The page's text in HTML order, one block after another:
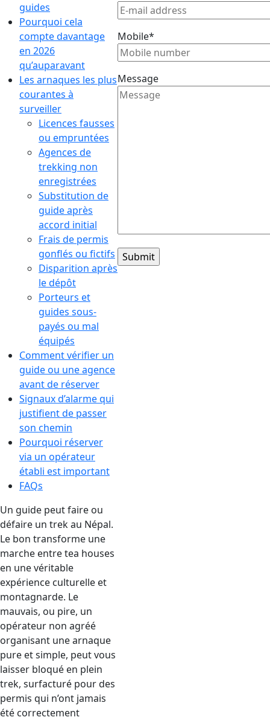
guides
Pourquoi cela
compte davantage
en 2026
qu’auparavant
Les arnaques les plus
courantes à
surveiller
Licences fausses
ou empruntées
Agences de
trekking non
enregistrées
Substitution de
guide après
accord initial
Frais de permis
gonflés ou fictifs
Disparition après
le dépôt
Porteurs et
guides sous-
payés ou mal
équipés
Comment vérifier un
guide ou une agence
avant de réserver
Signaux d’alarme qui
justifient de passer
son chemin
Pourquoi réserver
via un opérateur
établi est important
FAQs
Un guide peut faire ou
défaire un trek au Népal.
Le bon transforme une
marche entre tea houses
en une véritable
expérience culturelle et
montagnarde. Le
mauvais, ou pire, un
opérateur non agréé
organisant une arnaque
pure et simple, peut vous
laisser bloqué en plein
trek, surfacturé pour des
permis qui n’ont jamais
été correctement
Mobile*
Message